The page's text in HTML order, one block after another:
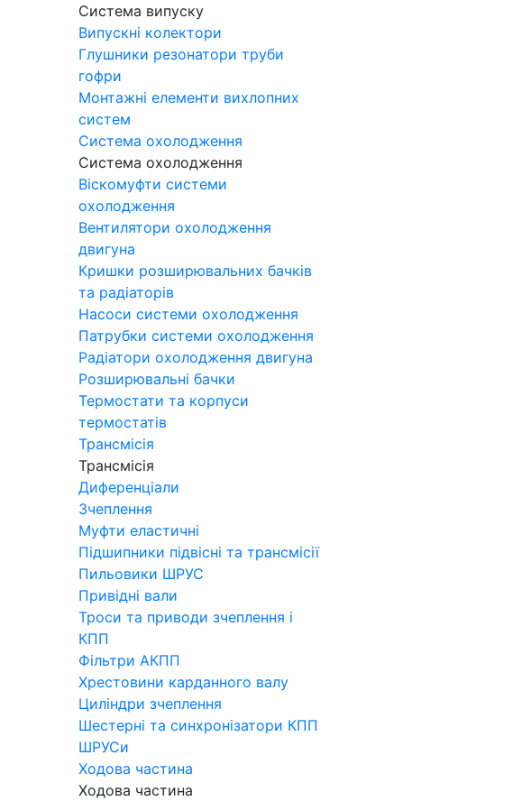
Система випуску
Випускні колектори
Глушники резонатори труби
гофри
Монтажні елементи вихлопних
систем
Система охолодження
Система охолодження
Віскомуфти системи
охолодження
Вентилятори охолодження
двигуна
Кришки розширювальних бачків
та радіаторів
Насоси системи охолодження
Патрубки системи охолодження
Радіатори охолодження двигуна
Розширювальні бачки
Термостати та корпуси
термостатів
Трансмісія
Трансмісія
Диференціали
Зчеплення
Муфти еластичні
Підшипники підвісні та трансмісії
Пильовики ШРУС
Привідні вали
Троси та приводи зчеплення і
КПП
Фільтри АКПП
Хрестовини карданного валу
Циліндри зчеплення
Шестерні та синхронізатори КПП
ШРУСи
Ходова частина
Ходова частина